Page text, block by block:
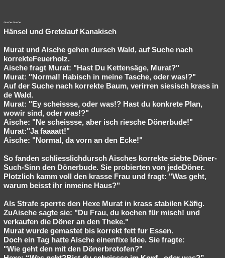
~~~~
Hänsel und Gretelauf Kanakisch
Murat und Aische gehen dursch Wald, auf Suche nach
korrekteFeuerholz.
Aische fragt Murat: "Hast Du Kettensäge, Murat?"
Murat: "Normal! Habisch in meine Tasche, oder was!?"
Auf der Suche nach korrekte Baum, verirren siesisch krass in
de Wald.
Murat: "Ey scheissse, oder was!? Hast du konkrete Plan,
wowir sind, oder was!?"
Aische: "Ne scheissse, aber isch riesche Dönerbude!"
Murat:"Ja faaaatt!"
Aische: "Normal, da vorn an den Ecke!"
So fanden schliesslichdursch Aisches korrekte siebte Döner-
Such-Sinn den Dönerbude. Sie probierten von jedeDöner.
Plotzlich kamm voll den krasse Frau und fragt: "Was geht,
warum beisst ihr inmeine Haus?"
Als Strafe sperrte den Hexe Murat in krass stabilen Käfig.
ZuAische sagte sie: "Du Frau, du kochen für misch! und
verkaufen die Döner an den Theke."
Murat wurde gemastet bis korrekt fett fur Essen.
Doch ein Tag hatte Aische einenfixe Idee. Sie fragte:
"Wie geht den mit den Dönerbrotofen?"